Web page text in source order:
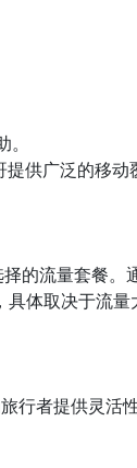
供广泛的移动
的流量套餐
体取决于流量
行者提供灵